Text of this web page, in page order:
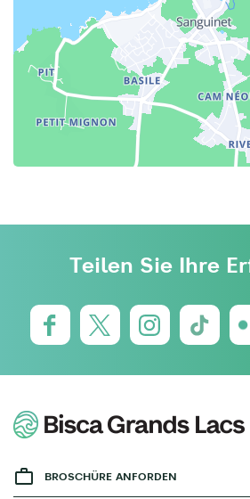
Teilen Sie Ihre
BROSCHÜRE ANFORDEN